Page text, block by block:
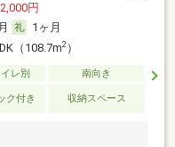
円
1ヶ月
（108.7m2）
レ別
南向き
ク付き 収納スペース